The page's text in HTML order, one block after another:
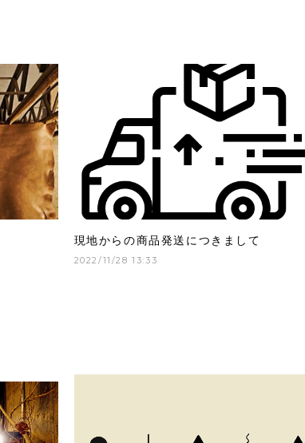
現地からの商品発送につきまして
2022/11/28 13:33